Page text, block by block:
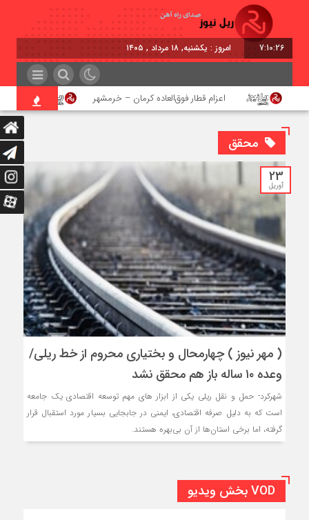
7:10:27 امروز : یکشنبه, ۱۸ مرداد , ۱۴۰۵
اعزام قطار فوق‌العاده کرمان – خرمشهر
محقق
23
آوریل
( مهر نیوز ) چهارمحال و بختیاری محروم از خط ریلی/
وعده ۱۰ ساله باز هم محقق نشد
شهرکرد- حمل و نقل ریلی یکی از ابزار های مهم توسعه اقتصادی یک جامعه
است که به دلیل صرفه اقتصادی، ایمنی در جابجایی بسیار مورد استقبال قرار
گرفته، اما برخی استان‌ها از آن بی‌بهره هستند.
VOD بخش ویدیو